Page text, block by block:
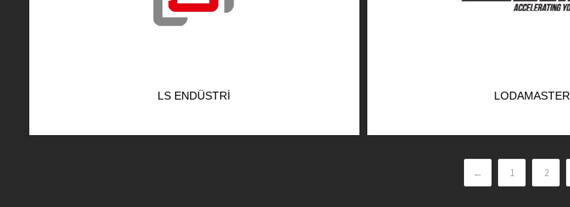
LS ENDÜSTRI LODAMASTER
← 1 2